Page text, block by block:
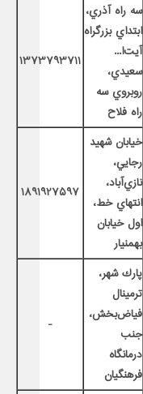
سه راه آذري،
ابتداي بزرگراه
آيت‌ا...
سعيدي،
روبروي سه
راه فلاح
1373793711
خيابان شهيد
رجايي،
نازي‌آباد،
انتهاي خط،
اول خيابان
بهمنيار
1891927597
پارك شهر،
ترمينال
فياض‌بخش،
جنب
درمانگاه
فرهنگيان
-